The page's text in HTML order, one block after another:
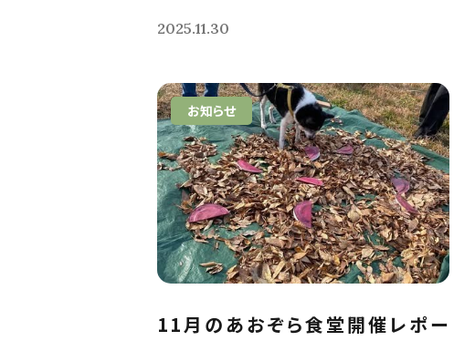
2025.11.30
お知らせ
11月のあおぞら食堂開催レポー